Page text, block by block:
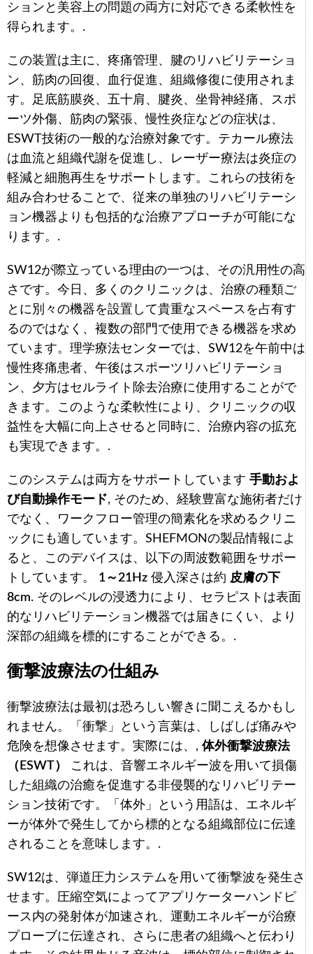
ションと美容上の問題の両方に対応できる柔軟性を
得られます。.
この装置は主に、疼痛管理、腱のリハビリテーショ
ン、筋肉の回復、血行促進、組織修復に使用されま
す。足底筋膜炎、五十肩、腱炎、坐骨神経痛、スポ
ーツ外傷、筋肉の緊張、慢性炎症などの症状は、
ESWT技術の一般的な治療対象です。テカール療法
は血流と組織代謝を促進し、レーザー療法は炎症の
軽減と細胞再生をサポートします。これらの技術を
組み合わせることで、従来の単独のリハビリテーシ
ョン機器よりも包括的な治療アプローチが可能にな
ります。.
SW12が際立っている理由の一つは、その汎用性の高
さです。今日、多くのクリニックは、治療の種類ご
とに別々の機器を設置して貴重なスペースを占有す
るのではなく、複数の部門で使用できる機器を求め
ています。理学療法センターでは、SW12を午前中は
慢性疼痛患者、午後はスポーツリハビリテーショ
ン、夕方はセルライト除去治療に使用することがで
きます。このような柔軟性により、クリニックの収
益性を大幅に向上させると同時に、治療内容の拡充
も実現できます。.
このシステムは両方をサポートしています 手動およ
び自動操作モード, そのため、経験豊富な施術者だけ
でなく、ワークフロー管理の簡素化を求めるクリニ
ックにも適しています。SHEFMONの製品情報によ
ると、このデバイスは、以下の周波数範囲をサポー
トしています。 1～21Hz 侵入深さは約 皮膚の下
8cm. そのレベルの浸透力により、セラピストは表面
的なリハビリテーション機器では届きにくい、より
深部の組織を標的にすることができる。.
衝撃波療法の仕組み
衝撃波療法は最初は恐ろしい響きに聞こえるかもし
れません。「衝撃」という言葉は、しばしば痛みや
危険を想像させます。実際には、, 体外衝撃波療法
（ESWT）
これは、音響エネルギー波を用いて損傷
した組織の治癒を促進する非侵襲的なリハビリテー
ション技術です。「体外」という用語は、エネルギ
ーが体外で発生してから標的となる組織部位に伝達
されることを意味します。.
SW12は、弾道圧力システムを用いて衝撃波を発生さ
せます。圧縮空気によってアプリケーターハンドピ
ース内の発射体が加速され、運動エネルギーが治療
プローブに伝達され、さらに患者の組織へと伝わり